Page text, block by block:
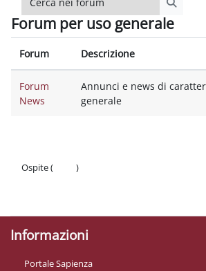
Cerca
Forum per uso generale
Forum Descrizione
Forum
News
Annunci e news di
generale
Ospite (
)
Informazioni
Portale Sapienza